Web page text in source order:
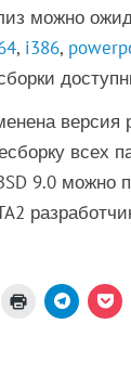
можно
, i386,
всех
9.0 можно